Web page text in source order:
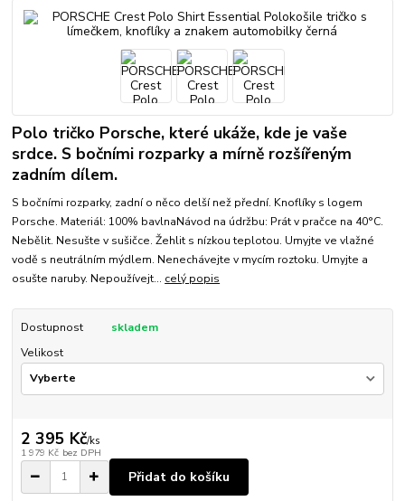
Polo tričko Porsche, které ukáže, kde je vaše
srdce. S bočními rozparky a mírně rozšířeným
zadním dílem.
S bočními rozparky, zadní o něco delší než přední. Knoflíky s logem
Porsche. Materiál: 100% bavlnaNávod na údržbu: Prát v pračce na 40°C.
Nebělit. Nesušte v sušičce. Žehlit s nízkou teplotou. Umyjte ve vlažné
vodě s neutrálním mýdlem. Nenechávejte v mycím roztoku. Umyjte a
osušte naruby. Nepoužívejt... celý popis
Dostupnost
skladem
Velikost
2 395 Kč/ks
1 979 Kč bez DPH
Přidat do košíku